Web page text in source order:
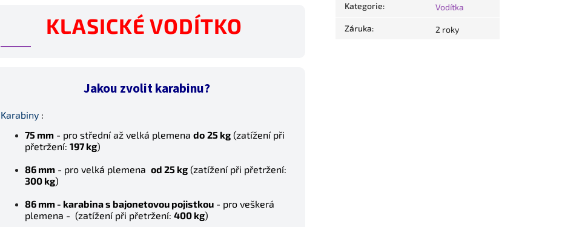
KLASICKÉ VODÍTKO
Jakou zvolit karabinu?
Karabiny :
75 mm - pro střední až velká plemena do 25 kg (zatížení při
přetržení: 197 kg)
86 mm - pro velká plemena od 25 kg (zatížení při přetržení:
300 kg)
86 mm - karabina s bajonetovou pojistkou - pro veškerá
plemena - (zatížení při přetržení: 400 kg)
Kategorie: Vodítka
Záruka: 2 roky